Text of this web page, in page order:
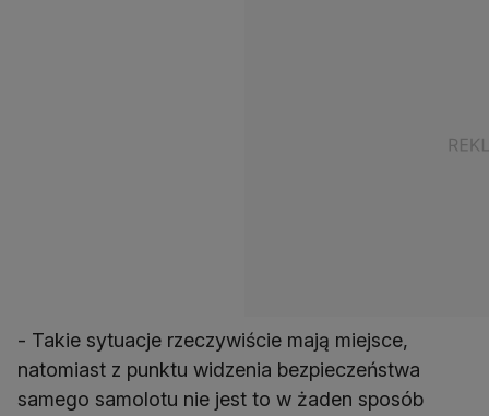
- Takie sytuacje rzeczywiście mają miejsce,
natomiast z punktu widzenia bezpieczeństwa
samego samolotu nie jest to w żaden sposób